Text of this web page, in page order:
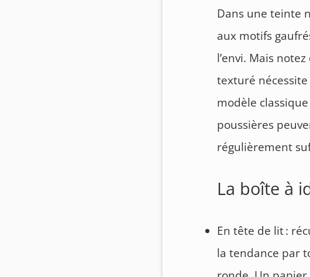
Dans une teinte
aux motifs
l’envi. Mais
texturé
modèle
poussières
régulièrement
La boîte à
En tête de lit :
la tendance par